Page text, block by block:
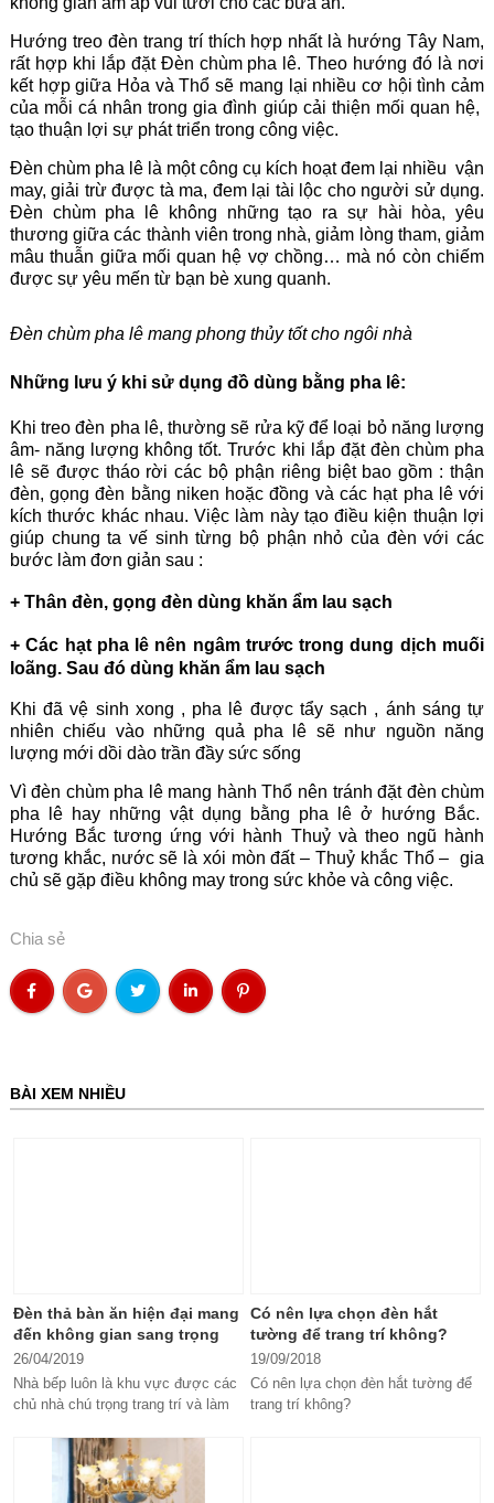
Hướng treo đèn trang trí thích hợp nhất là hướng Tây Nam,
rất hợp khi lắp đặt Đèn chùm pha lê. Theo hướng đó là nơi
kết hợp giữa Hỏa và Thổ sẽ mang lại nhiều cơ hội tình cảm
của mỗi cá nhân trong gia đình giúp cải thiện mối quan hệ,
tạo thuận lợi sự phát triển trong công việc.
Đèn chùm pha lê là một công cụ kích hoạt đem lại nhiều vận
may, giải trừ được tà ma, đem lại tài lộc cho người sử dụng.
Đèn chùm pha lê không những tạo ra sự hài hòa, yêu
thương giữa các thành viên trong nhà, giảm lòng tham, giảm
mâu thuẫn giữa mối quan hệ vợ chồng… mà nó còn chiếm
được sự yêu mến từ bạn bè xung quanh.
Đèn chùm pha lê mang phong thủy tốt cho ngôi nhà
Những lưu ý khi sử dụng đồ dùng bằng pha lê:
Khi treo đèn pha lê, thường sẽ rửa kỹ để loại bỏ năng lượng
âm- năng lượng không tốt. Trước khi lắp đặt đèn chùm pha
lê sẽ được tháo rời các bộ phận riêng biệt bao gồm : thận
đèn, gọng đèn bằng niken hoặc đồng và các hạt pha lê với
kích thước khác nhau. Việc làm này tạo điều kiện thuận lợi
giúp chung ta vế sinh từng bộ phận nhỏ của đèn với các
bước làm đơn giản sau :
+ Thân đèn, gọng đèn dùng khăn ẩm lau sạch
+ Các hạt pha lê nên ngâm trước trong dung dịch muối
loãng. Sau đó dùng khăn ẩm lau sạch
Khi đã vệ sinh xong , pha lê được tẩy sạch , ánh sáng tự
nhiên chiếu vào những quả pha lê sẽ như nguồn năng
lượng mới dồi dào trần đầy sức sống
Vì đèn chùm pha lê mang hành Thổ nên tránh đặt đèn chùm
pha lê hay những vật dụng bằng pha lê ở hướng Bắc.
Hướng Bắc tương ứng với hành Thuỷ và theo ngũ hành
tương khắc, nước sẽ là xói mòn đất – Thuỷ khắc Thổ – gia
chủ sẽ gặp điều không may trong sức khỏe và công việc.
Chia sẻ
BÀI XEM NHIỀU
Đèn thả bàn ăn hiện đại mang
đến không gian sang trọng
26/04/2019
Nhà bếp luôn là khu vực được các
chủ nhà chú trọng trang trí và làm
Có nên lựa chọn đèn hắt
tường để trang trí không?
19/09/2018
Có nên lựa chọn đèn hắt tường để
trang trí không?